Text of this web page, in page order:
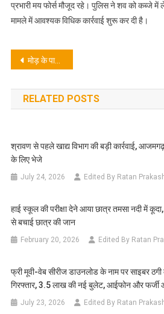
प्रभारी मय फोर्स मौजूद रहे। पुलिस ने शव को कब्जे में
मामले में आवश्यक विधिक कार्रवाई शुरू कर दी है।
Post
navigation
मोड़ के पास सड़क हादसे में मामा-भांजे की मौत, अनियंत्रित ई रिक्शा ने बाइक को मारी टक्कर, ई रिक्शा चालक भी गंभीर रूप से जख्मी, मृतक के परिजनों में मचा कोहराम
RELATED POSTS
श्रावण से पहले खाद्य विभाग की बड़ी कार्रवाई,
के लिए भेजे
July 24, 2026 Edited By Ratan
हाई स्कूल की परीक्षा देने आया छात्र तमसा नदी में
से बचाई छात्र की जान
February 20, 2026 Edited By Ratan
फ्री मूवी-वेब सीरीज डाउनलोड के नाम पर साइबर
गिरफ्तार, 3.5 लाख की नई बुलेट, आईफोन और फर्जी
July 23, 2026 Edited By Ratan